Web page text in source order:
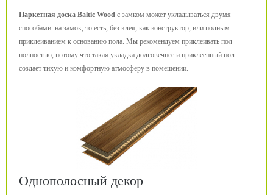
Паркетная доска Baltic Wood с замком может укладываться двумя
способами: на замок, то есть, без клея, как конструктор, или полным
приклеиванием к основанию пола. Мы рекомендуем приклеивать пол
полностью, потому что такая укладка долговечнее и приклеенный пол
создает тихую и комфортную атмосферу в помещении.
Однополосный декор